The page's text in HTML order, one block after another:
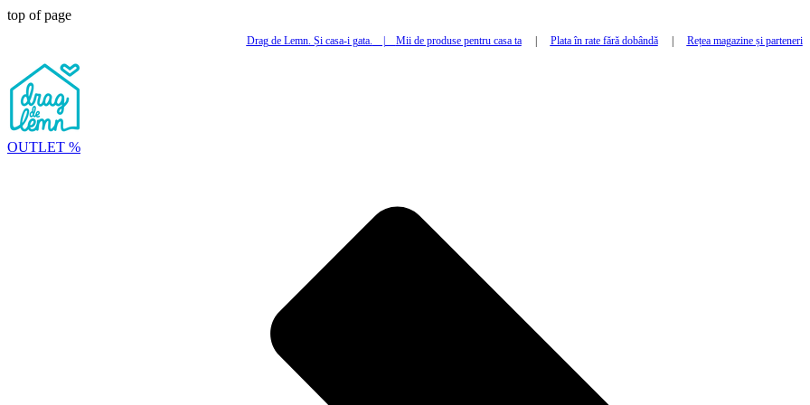
top of page
Drag de Lemn. Și casa-i gata. Mii de produse pentru casa ta| Plata în rate fără dobândă| Rețea magazine și parteneri
OUTLET %